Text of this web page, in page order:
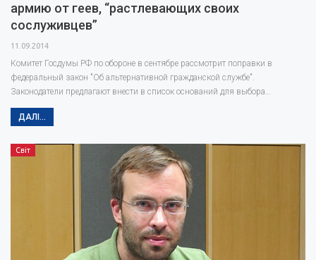
армию от геев, “растлевающих своих
сослуживцев”
11.09.2014
Комитет Госдумы РФ по обороне в сентябре рассмотрит поправки в
федеральный закон "Об альтернативной гражданской службе".
Законодатели предлагают внести в список оснований для выбора…
ДАЛІ...
Світ